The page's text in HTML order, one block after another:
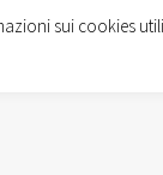
sui cookies